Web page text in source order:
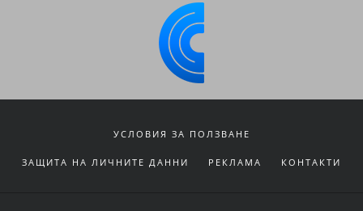
УСЛОВИЯ ЗА ПОЛЗВАНЕ
ЗАЩИТА НА ЛИЧНИТЕ ДАННИ РЕКЛАМА КОНТАКТИ